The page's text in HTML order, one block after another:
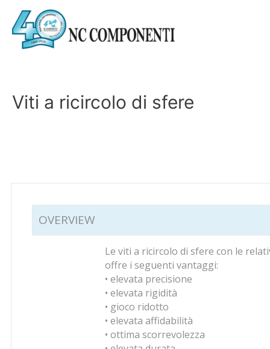
Viti a ricircolo di sfere
OVERVIEW
Le viti a ricircolo di sfere con le
offre i seguenti vantaggi:
• elevata precisione
• elevata rigidità
• gioco ridotto
• elevata affidabilità
• ottima scorrevolezza